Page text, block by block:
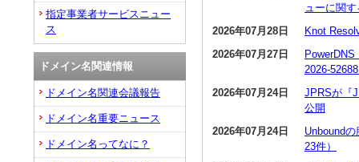
ューに関
2026年07月28日
Knot
2026年07月27日
2026-
2026年07月24日
JPRSが『
公開
2026年07月24日
Unbound
23件）
指定事業者サービスニュー
ス
ドメイン名関連情報
ドメイン名関連会議報告
ドメイン名重要ニュース
ドメイン名ってなに？